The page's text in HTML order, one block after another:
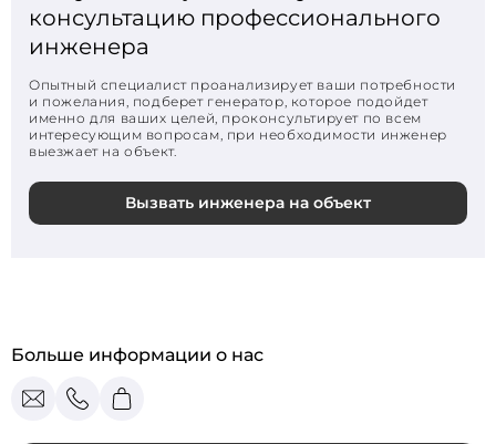
консультацию профессионального
инженера
Опытный специалист проанализирует ваши потребности
и пожелания, подберет генератор, которое подойдет
именно для ваших целей, проконсультирует по всем
интересующим вопросам, при необходимости инженер
выезжает на объект.
Вызвать инженера на объект
Больше информации о нас